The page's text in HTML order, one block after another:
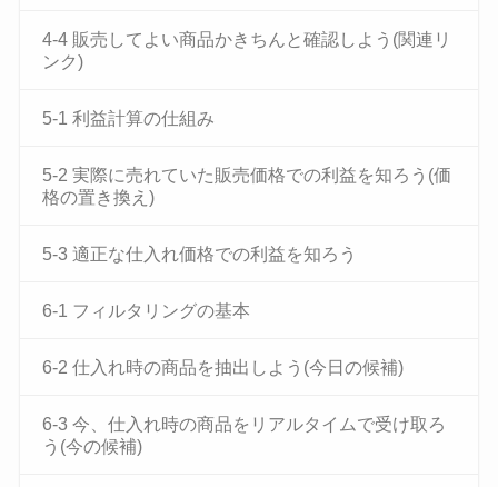
4-4 販売してよい商品かきちんと確認しよう(関連リ
ンク)
5-1 利益計算の仕組み
5-2 実際に売れていた販売価格での利益を知ろう(価
格の置き換え)
5-3 適正な仕入れ価格での利益を知ろう
6-1 フィルタリングの基本
6-2 仕入れ時の商品を抽出しよう(今日の候補)
6-3 今、仕入れ時の商品をリアルタイムで受け取ろ
う(今の候補)